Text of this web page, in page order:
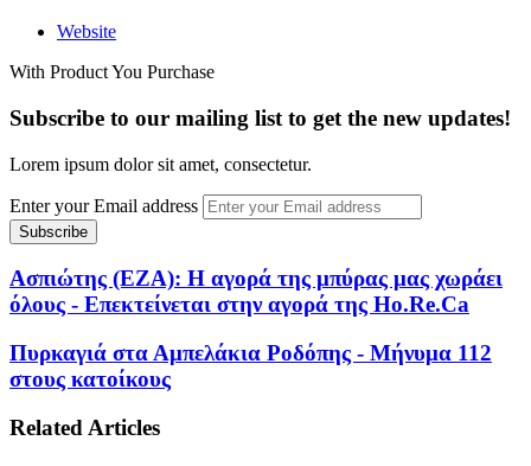
Website
With Product You Purchase
Subscribe to our mailing list to get the new updates!
Lorem ipsum dolor sit amet, consectetur.
Enter your Email address
Ασπιώτης (ΕΖΑ): Η αγορά της μπύρας μας χωράει
όλους - Επεκτείνεται στην αγορά της Ho.Re.Ca
Πυρκαγιά στα Αμπελάκια Ροδόπης - Μήνυμα 112
στους κατοίκους
Related Articles